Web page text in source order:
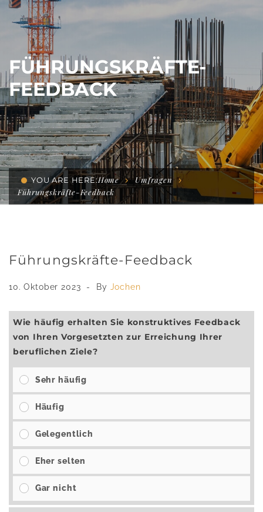
FÜHRUNGSKRÄFTE-
FEEDBACK
YOU ARE HERE:Home
Umfragen
Führungskräfte-Feedback
Führungskräfte-Feedback
10. Oktober 2023 By Jochen
Wie häufig erhalten Sie konstruktives Feedback
von Ihren Vorgesetzten zur Erreichung Ihrer
beruflichen Ziele?
Sehr häufig
Häufig
Gelegentlich
Eher selten
Gar nicht